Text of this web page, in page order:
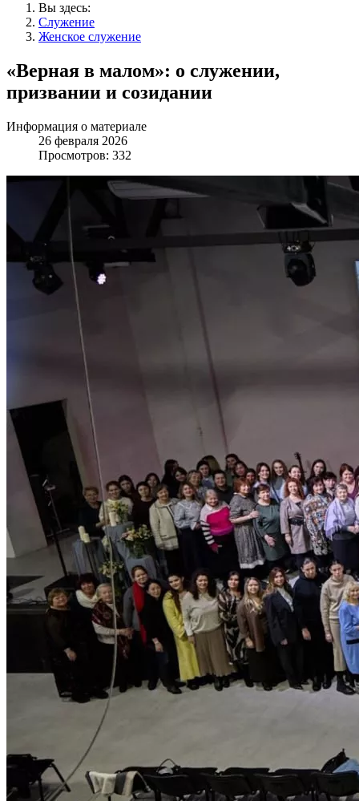
Вы здесь:
Служение
Женское служение
«Верная в малом»: о служении,
призвании и созидании
Информация о материале
26 февраля 2026
Просмотров: 332